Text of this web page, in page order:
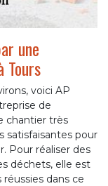
une
Tours
voici AP
de
chantier très
satisfaisantes pour
Pour réaliser des
déchets, elle est
dans ce